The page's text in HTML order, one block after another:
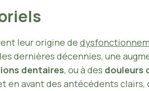
leur origine de
dernières décennies, une
dentaires, ou à des douleurs
en avant des antécédents clairs,